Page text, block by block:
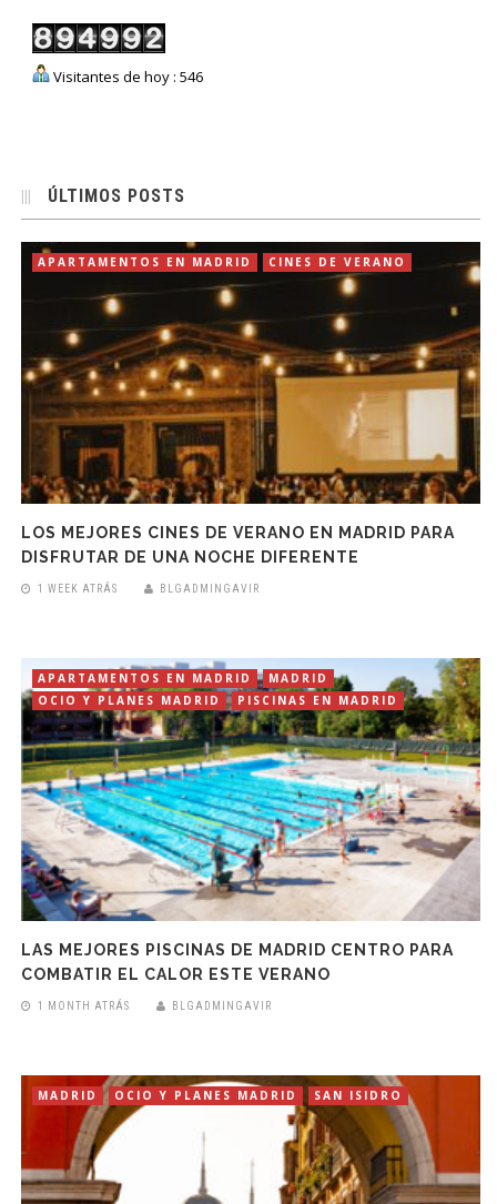
Visitantes de hoy : 546
ÚLTIMOS POSTS
APARTAMENTOS EN MADRID CINES DE VERANO
LOS MEJORES CINES DE VERANO EN MADRID PARA
DISFRUTAR DE UNA NOCHE DIFERENTE
1 WEEK ATRÁS BLGADMINGAVIR
APARTAMENTOS EN MADRID
MADRID
OCIO Y PLANES MADRID
PISCINAS EN MADRID
LAS MEJORES PISCINAS DE MADRID CENTRO PARA
COMBATIR EL CALOR ESTE VERANO
1 MONTH ATRÁS BLGADMINGAVIR
MADRID OCIO Y PLANES MADRID SAN ISIDRO